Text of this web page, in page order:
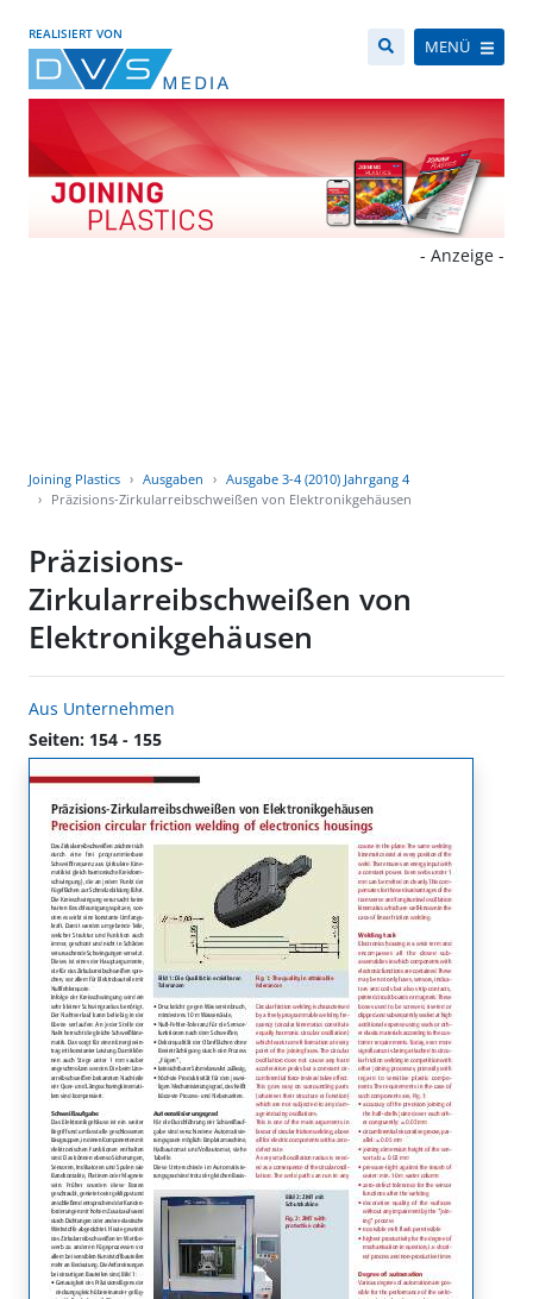
REALISIERT VON
MENÜ
- Anzeige -
Joining Plastics Ausgaben
Ausgabe 3-4 (2010) Jahrgang 4
Präzisions-Zirkularreibschweißen von Elektronikgehäusen
Präzisions-
Zirkularreibschweißen von
Elektronikgehäusen
Aus Unternehmen
Seiten: 154 - 155